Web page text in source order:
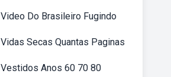
Video Do Brasileiro Fugindo
Vidas Secas Quantas Paginas
Vestidos Anos 60 70 80